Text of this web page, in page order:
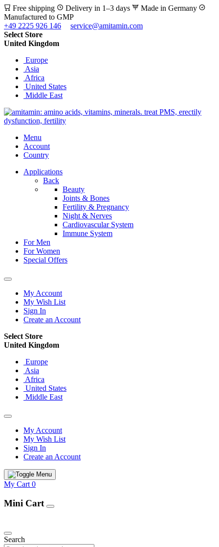
Free shipping Delivery in 1–3 days
Made in Germany
Manufactured to GMP
+49 2225 926 146
service@amitamin.com
Select Store
United Kingdom
Europe
Asia
Africa
United States
Middle East
Menu
Account
Country
Applications
Back
Beauty
Joints & Bones
Fertility & Pregnancy
Night & Nerves
Cardiovascular System
Immune System
For Men
For Women
Special Offers
My Account
My Wish List
Sign In
Create an Account
Select Store
United Kingdom
Europe
Asia
Africa
United States
Middle East
My Account
My Wish List
Sign In
Create an Account
My Cart 0
Mini Cart
Search